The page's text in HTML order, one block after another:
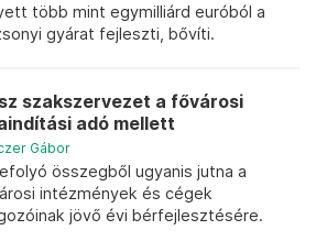
több mint egymilliárd euróból a
gyárat fejleszti, bővíti.
szakszervezet a fővárosi
adó mellett
Gábor
összegből ugyanis jutna a
intézmények és cégek
jövő évi bérfejlesztésére.